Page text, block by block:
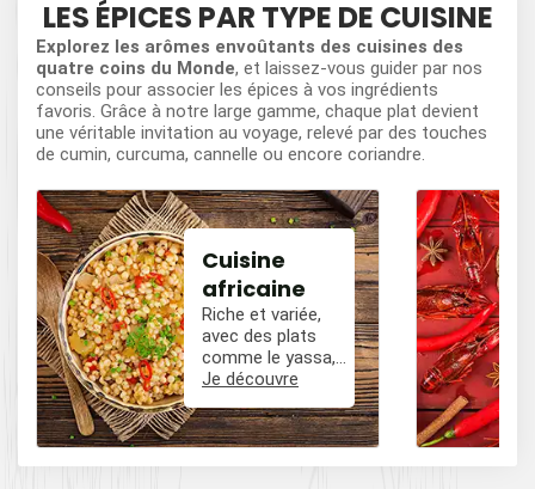
LES ÉPICES PAR TYPE DE CUISINE
Explorez les arômes envoûtants des cuisines des
quatre coins du Monde, et laissez-vous guider par nos
conseils pour associer les épices à vos ingrédients
favoris. Grâce à notre large gamme, chaque plat devient
une véritable invitation au voyage, relevé par des touches
de cumin, curcuma, cannelle ou encore coriandre.
Cuisine
africaine
Riche et variée,
avec des plats
comme le yassa,
le poulet mafé, et
épicées avec du
poivre, du cumin,
et des piments.
Je découvre